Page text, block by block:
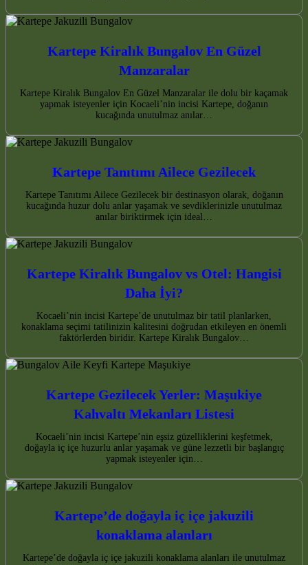
Kartepe Kiralık Bungalov En Güzel
Manzaralar
Kartepe Kiralık Bungalov En Güzel Manzaralar ile dolu bir kaçamak
yapmak isteyenler için Kocaeli’nin incisi Kartepe, doğanın
kucağında unutulmaz anılar…
Kartepe Tanıtımı Ailece Gezilecek
Kartepe Tanıtımı Ailece Gezilecek bir destinasyon olarak, doğanın
kucağında huzur dolu anlar yaşamak ve sevdiklerinizle unutulmaz
anılar biriktirmek için ideal…
Kartepe Kiralık Bungalov vs Otel: Hangisi
Daha İyi?
Kocaeli’nin incisi Kartepe’de unutulmaz bir tatil planlarken,
konaklama seçimi tatilinizin kalitesini doğrudan etkileyen en önemli
faktörlerden biridir. Kartepe Kiralık Bungalov…
Kartepe Gezilecek Yerler: Maşukiye
Kahvaltı Mekanları Listesi
Kocaeli’nin incisi Kartepe’nin eşsiz güzelliklerini keşfetmek,
doğayla iç içe huzurlu anlar yaşamak ve güne lezzetli bir başlangıç
yapmak isteyenler için…
Kartepe’de doğayla iç içe jakuzili
konaklama alanları
Kartepe’de doğayla iç içe jakuzili konaklama alanları ile unutulmaz